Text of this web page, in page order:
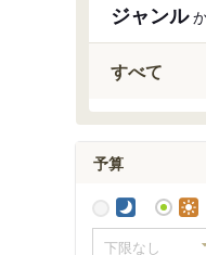
ジャンル
すべて
予算